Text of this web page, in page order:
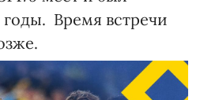
Время встречи